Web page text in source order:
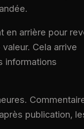
en arrière pour
Cela arrive
informations
publication,